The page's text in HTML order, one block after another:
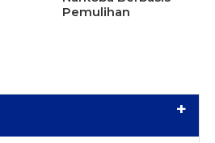
Pemulihan
+